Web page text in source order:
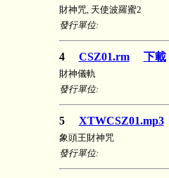
財神咒, 天使波羅蜜2
發行單位:
4 CSZ01.rm 下載
財神儀軌
發行單位:
5 XTWCSZ01.mp3
象頭王財神咒
發行單位: